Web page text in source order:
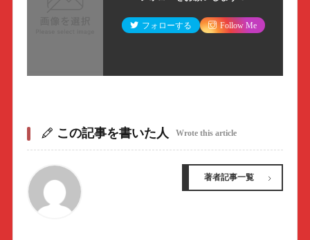
フォローする Follow Me
この記事を書いた人 Wrote this article
著者記事一覧